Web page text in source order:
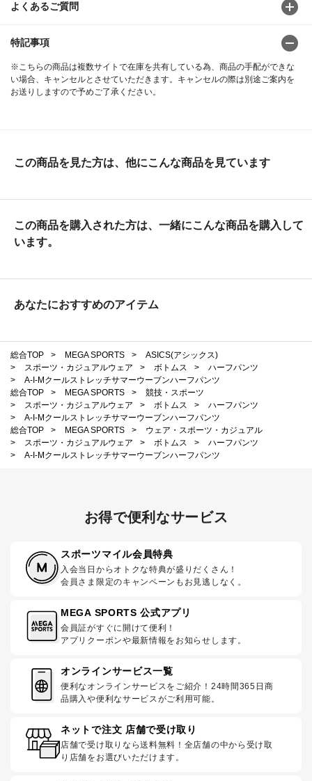
よくあるご質問
特記事項
※こちらの商品は複数サイトで在庫を共有している為、商品の手配ができな
い場合、キャンセルとさせていただきます。キャンセルの際は別途ご案内を
お送りしますので予めご了承ください。
この商品を見た方は、他にこんな商品を見ています
この商品を購入された方は、一緒にこんな商品を購入して
います。
あなたにおすすめのアイテム
総合TOP > MEGA SPORTS >
ASICS(アシックス)
>
スポーツ・カジュアルウェア > ボトムス >
ハーフパンツ
>
A-I-Mクールストレッチサマーウーブンハーフパンツ
総合TOP
> MEGA SPORTS >
競技・スポーツ
>
スポーツ・カジュアルウェア > ボトムス >
ハーフパンツ
>
A-I-Mクールストレッチサマーウーブンハーフパンツ
総合TOP
> MEGA SPORTS >
ウェア・スポーツ・カジュアル
>
スポーツ・カジュアルウェア > ボトムス >
ハーフパンツ
>
A-I-Mクールストレッチサマーウーブンハーフパンツ
お得で便利なサービス
スポーツマイル会員特典
入会当日からオトクな特典が盛りだくさん！
会員さま限定のキャンペーンもお見逃しなく。
MEGA SPORTS 公式アプリ
会員証がすぐに開けて便利！
アプリクーポンや最新情報をお知らせします。
オンラインサービス一覧
便利なオンラインサービスをご紹介！24時間365日商
品購入や便利なサービスがご利用可能。
ネットで注文 店舗で受け取り
店舗で受け取りなら送料無料！全店舗の中から受け取
り店舗をお選びいただけます。